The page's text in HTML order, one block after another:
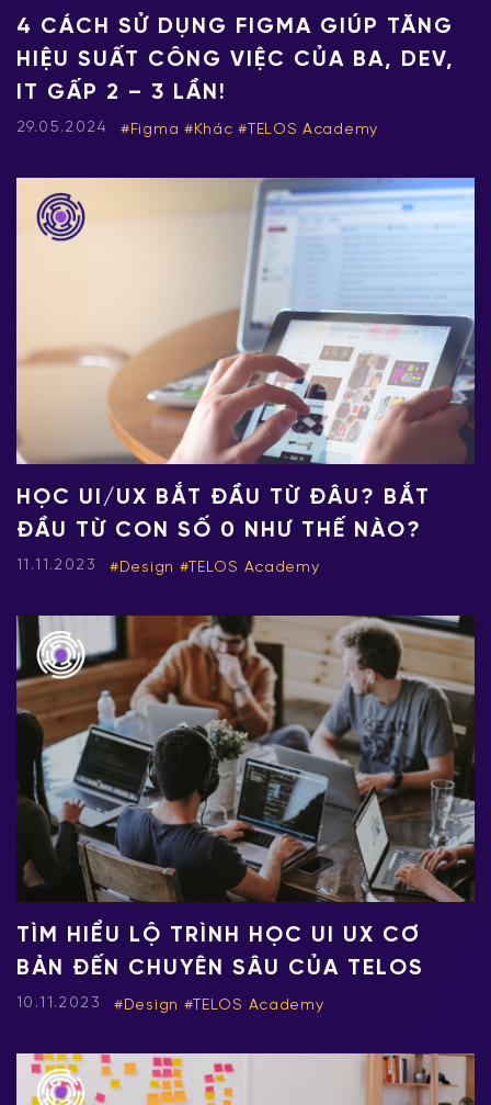
4 CÁCH SỬ DỤNG FIGMA GIÚP TĂNG
HIỆU SUẤT CÔNG VIỆC CỦA BA, DEV,
IT GẤP 2 – 3 LẦN!
29.05.2024 Figma Khác TELOS Academy
HỌC UI/UX BẮT ĐẦU TỪ ĐÂU? BẮT
ĐẦU TỪ CON SỐ 0 NHƯ THẾ NÀO?
11.11.2023 Design TELOS Academy
TÌM HIỂU LỘ TRÌNH HỌC UI UX CƠ
BẢN ĐẾN CHUYÊN SÂU CỦA TELOS
10.11.2023 Design TELOS Academy